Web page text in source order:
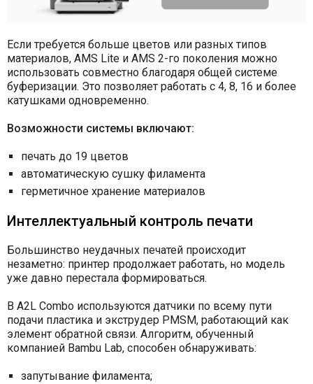
Если требуется больше цветов или разных типов
материалов, AMS Lite и AMS 2-го поколения можно
использовать совместно благодаря общей системе
буферизации. Это позволяет работать с 4, 8, 16 и более
катушками одновременно.
Возможности системы включают:
печать до 19 цветов
автоматическую сушку филамента
герметичное хранение материалов
Интеллектуальный контроль печати
Большинство неудачных печатей происходит
незаметно: принтер продолжает работать, но модель
уже давно перестала формироваться.
В A2L Combo используются датчики по всему пути
подачи пластика и экструдер PMSM, работающий как
элемент обратной связи. Алгоритм, обученный
компанией Bambu Lab, способен обнаруживать:
запутывание филамента;